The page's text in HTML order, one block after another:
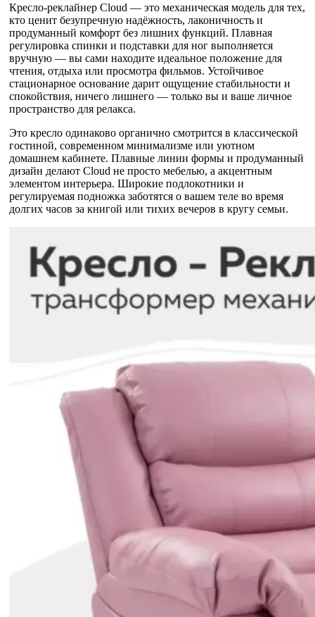
Кресло-реклайнер Cloud — это механическая модель для тех,
кто ценит безупречную надёжность, лаконичность и
продуманный комфорт без лишних функций. Плавная
регулировка спинки и подставки для ног выполняется
вручную — вы сами находите идеальное положение для
чтения, отдыха или просмотра фильмов. Устойчивое
стационарное основание дарит ощущение стабильности и
спокойствия, ничего лишнего — только вы и ваше личное
пространство для релакса.
Это кресло одинаково органично смотрится в классической
гостиной, современном минимализме или уютном
домашнем кабинете. Плавные линии формы и продуманный
дизайн делают Cloud не просто мебелью, а акцентным
элементом интерьера. Широкие подлокотники и
регулируемая подножка заботятся о вашем теле во время
долгих часов за книгой или тихих вечеров в кругу семьи.